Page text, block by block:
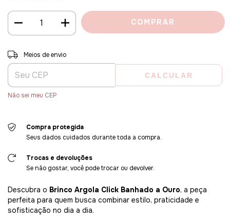
Entregas para o CEP:
Meios de envio
CALCULAR
Não sei meu CEP
Compra protegida
Seus dados cuidados durante toda a compra.
Trocas e devoluções
Se não gostar, você pode trocar ou devolver.
Descubra o Brinco Argola Click Banhado a Ouro, a peça
perfeita para quem busca combinar estilo, praticidade e
sofisticação no dia a dia.